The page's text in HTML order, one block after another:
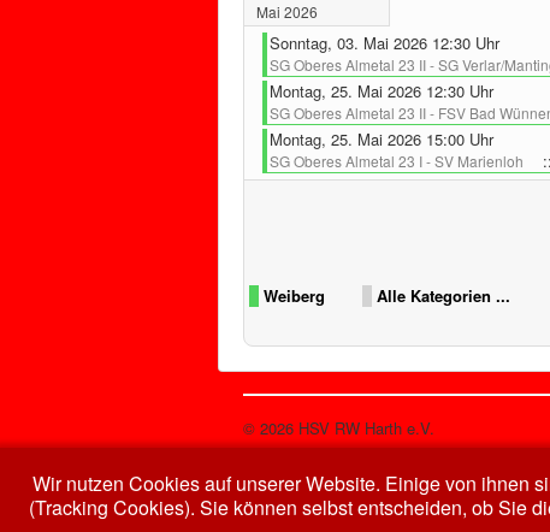
Mai 2026
Sonntag, 03. Mai 2026 12:30 Uhr
SG Oberes Almetal 23 II - SG Verlar/
Montag, 25. Mai 2026 12:30 Uhr
SG Oberes Almetal 23 II - FSV Bad
Montag, 25. Mai 2026 15:00 Uhr
SG Oberes Almetal 23 I - SV Marienloh
Weiberg Alle Kategorien ...
© 2026 HSV RW Harth e.V.
Wir nutzen Cookies auf unserer Website. Einige von ihnen
(Tracking Cookies). Sie können selbst entscheiden, ob Sie